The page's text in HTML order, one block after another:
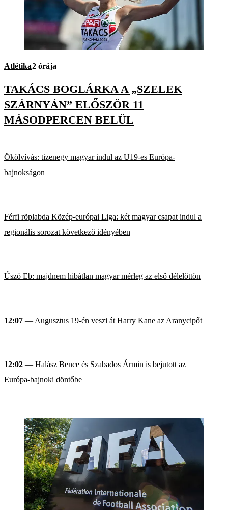
Atlétika2 órája
TAKÁCS BOGLÁRKA A „SZELEK
SZÁRNYÁN” ELŐSZÖR 11
MÁSODPERCEN BELÜL
Ökölvívás: tizenegy magyar indul az U19-es Európa-
bajnokságon
Férfi röplabda Közép-európai Liga: két magyar csapat indul a
regionális sorozat következő idényében
Úszó Eb: majdnem hibátlan magyar mérleg az első délelőttön
12:07 — Augusztus 19-én veszi át Harry Kane az Aranycipőt
12:02 — Halász Bence és Szabados Ármin is bejutott az
Európa-bajnoki döntőbe